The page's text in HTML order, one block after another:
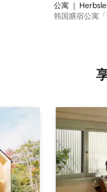
公寓 ｜
韩国膳宿公寓